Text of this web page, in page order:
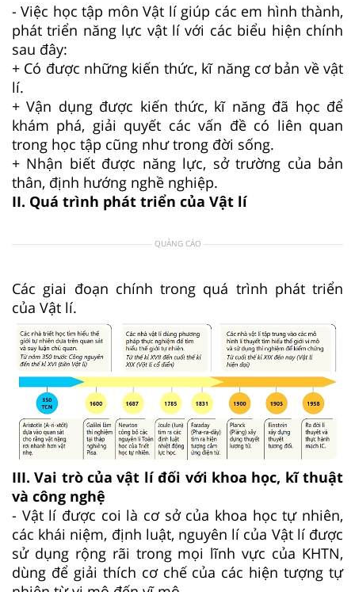
- Việc học tập môn Vật lí giúp các em hình thành,
phát triển năng lực vật lí với các biểu hiện chính
sau đây:
+ Có được những kiến thức, kĩ năng cơ bản về vật
lí.
+ Vận dụng được kiến thức, kĩ năng đã học để
khám phá, giải quyết các vấn đề có liên quan
trong học tập cũng như trong đời sống.
+ Nhận biết được năng lực, sở trường của bản
thân, định hướng nghề nghiệp.
II. Quá trình phát triển của Vật lí
QUẢNG CÁO
Các giai đoạn chính trong quá trình phát triển
của Vật lí.
III. Vai trò của vật lí đối với khoa học, kĩ thuật
và công nghệ
- Vật lí được coi là cơ sở của khoa học tự nhiên,
các khái niệm, định luật, nguyên lí của Vật lí được
sử dụng rộng rãi trong mọi lĩnh vực của KHTN,
dùng để giải thích cơ chế của các hiện tượng tự